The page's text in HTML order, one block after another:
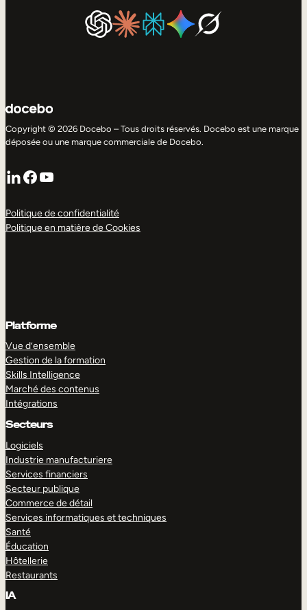
Copyright © 2026 Docebo – Tous droits réservés. Docebo est une marque
déposée ou une marque commerciale de Docebo.
LinkedIn
Facebook
YouTube
Politique de confidentialité
Politique en matière de Cookies
Platforme
Vue d’ensemble
Gestion de la formation
Skills Intelligence
Marché des contenus
Intégrations
Secteurs
Logiciels
Industrie manufacturiere
Services financiers
Secteur publique
Commerce de détail
Services informatiques et techniques
Santé
Éducation
Hôtellerie
Restaurants
IA